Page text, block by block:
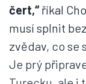
čert,“říkal
musí splnit
zvědav, co se
Je prý